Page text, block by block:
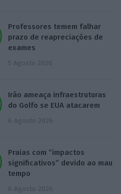
Professores temem falhar
prazo de reapreciações de
exames
5 Agosto 2026
Irão ameaça infraestruturas
do Golfo se EUA atacarem
6 Agosto 2026
Praias com “impactos
significativos” devido ao mau
tempo
6 Agosto 2026